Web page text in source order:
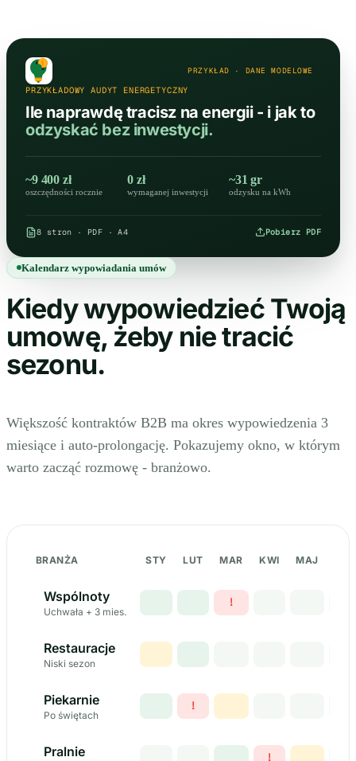
PRZYKŁAD · DANE MODELOWE
PRZYKŁADOWY AUDYT ENERGETYCZNY
Ile naprawdę tracisz na energii - i jak to
odzyskać bez inwestycji.
~9 400 zł
oszczędności rocznie
0 zł
wymaganej inwestycji
~31 gr
odzysku na kWh
8 stron · PDF · A4 Pobierz PDF
Kalendarz wypowiadania umów
Kiedy wypowiedzieć Twoją
umowę, żeby nie tracić
sezonu.
Większość kontraktów B2B ma okres wypowiedzenia 3
miesiące i auto-prolongację. Pokazujemy okno, w którym
warto zacząć rozmowę - branżowo.
BRANŻA STY LUT MAR KWI MAJ
Wspólnoty
Uchwała + 3 mies.
!
Restauracje
Niski sezon
Piekarnie
Po świętach
!
Pralnie !